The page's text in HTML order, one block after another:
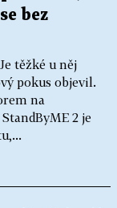
bez
těžké u něj
pokus objevil.
na
2 je